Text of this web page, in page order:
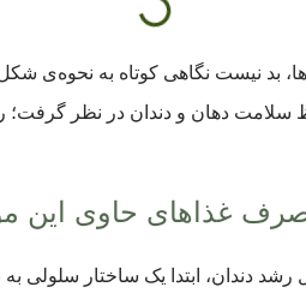
بد نیست نگاهی کوتاه به نحوه‌ی
سلامت دهان و دندان در نظر
غذاهای حاوی این